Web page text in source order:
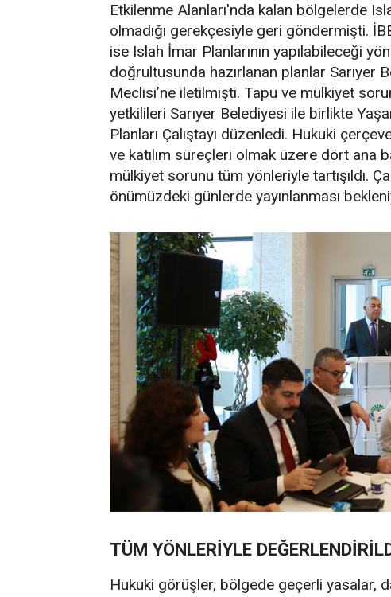
Etkilenme Alanları'nda kalan bölgelerde
olmadığı gerekçesiyle geri göndermişti.
ise Islah İmar Planlarının yapılabileceği
doğrultusunda hazırlanan planlar Sarıyer
Meclisi’ne iletilmişti. Tapu ve mülkiyet
yetkilileri Sarıyer Belediyesi ile birlikte
Planları Çalıştayı düzenledi. Hukuki
ve katılım süreçleri olmak üzere dört ana
mülkiyet sorunu tüm yönleriyle tartışıldı.
önümüzdeki günlerde yayınlanması
TÜM YÖNLERİYLE
Hukuki görüşler, bölgede geçerli yasalar,